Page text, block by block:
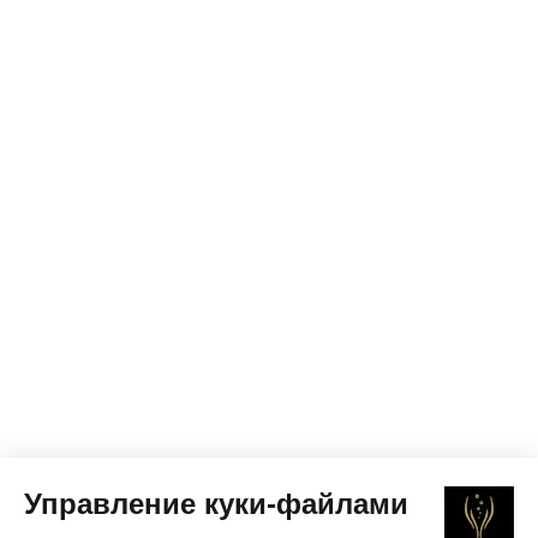
Управление куки-файлами